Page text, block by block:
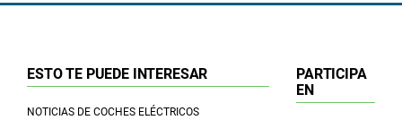
ESTO TE PUEDE INTERESAR
NOTICIAS DE COCHES ELÉCTRICOS
PARTICIPA
EN